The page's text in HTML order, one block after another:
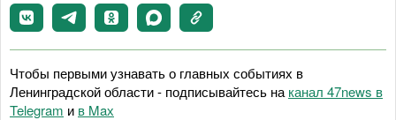
Чтобы первыми узнавать о главных событиях в
Ленинградской области - подписывайтесь на канал 47news в
Telegram и в Maх